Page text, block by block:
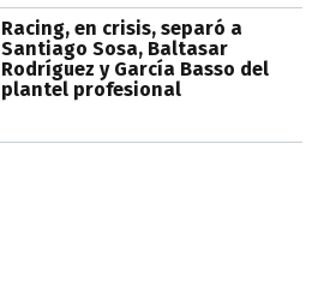
Racing, en crisis, separó a
Santiago Sosa, Baltasar
Rodríguez y García Basso del
plantel profesional